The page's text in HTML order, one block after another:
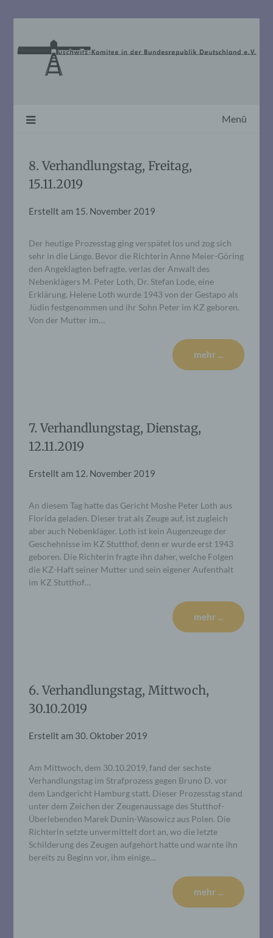
Menü
8. Verhandlungstag, Freitag,
15.11.2019
Erstellt am 15. November 2019
Der heutige Prozesstag ging verspätet los und zog sich
sehr in die Länge. Bevor die Richterin Anne Meier-Göring
den Angeklagten befragte, verlas der Anwalt des
Nebenklägers M. Peter Loth, Dr. Stefan Lode, eine
Erklärung. Helene Loth wurde 1943 von der Gestapo als
Jüdin festgenommen und ihr Sohn Peter im KZ geboren.
Von der Mutter im…
mehr ...
7. Verhandlungstag, Dienstag,
12.11.2019
Erstellt am 12. November 2019
An diesem Tag hatte das Gericht Moshe Peter Loth aus
Florida geladen. Dieser trat als Zeuge auf, ist zugleich
aber auch Nebenkläger. Loth ist kein Augenzeuge der
Geschehnisse im KZ Stutthof, denn er wurde erst 1943
geboren. Die Richterin fragte ihn daher, welche Folgen
die KZ-Haft seiner Mutter und sein eigener Aufenthalt
im KZ Stutthof…
mehr ...
6. Verhandlungstag, Mittwoch,
30.10.2019
Erstellt am 30. Oktober 2019
Am Mittwoch, dem 30.10.2019, fand der sechste
Verhandlungstag im Strafprozess gegen Bruno D. vor
dem Landgericht Hamburg statt. Dieser Prozesstag stand
unter dem Zeichen der Zeugenaussage des Stutthof-
Überlebenden Marek Dunin-Wasowicz aus Polen. Die
Richterin setzte unvermittelt dort an, wo die letzte
Schilderung des Zeugen aufgehört hatte und warnte ihn
bereits zu Beginn vor, ihm einige…
mehr ...